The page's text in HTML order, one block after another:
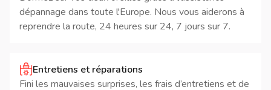
dépannage dans toute l'Europe. Nous vous aiderons à
reprendre la route, 24 heures sur 24, 7 jours sur 7.
Entretiens et réparations
Fini les mauvaises surprises, les frais d’entretiens et de